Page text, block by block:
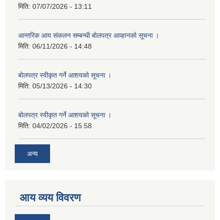
मिति: 07/07/2026 - 13:11
आन्तरिक आय संकलन सम्बन्धी बोलपत्र आव्हानको सूचना ।
मिति: 06/11/2026 - 14:48
बोलपत्र स्वीकृत गर्ने आशयको सूचना ।
मिति: 05/13/2026 - 14:30
बोलपत्र स्वीकृत गर्ने आशयको सूचना ।
मिति: 04/02/2026 - 15:58
अन्य
आय व्यय विवरण